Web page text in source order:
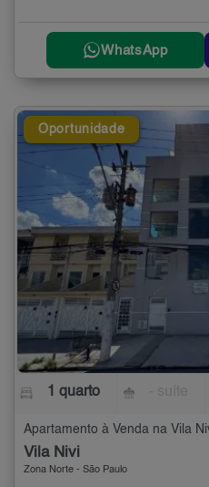
WhatsApp
Oportunidade
1 quarto
Apartamento à Venda na Vila
Vila Nivi
Zona Norte - São Paulo